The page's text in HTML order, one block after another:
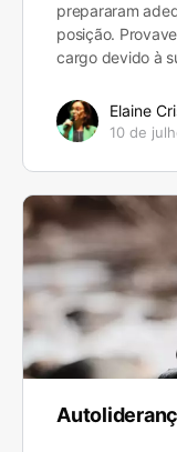
prepararam
posição.
cargo devido à
Elaine
10 de